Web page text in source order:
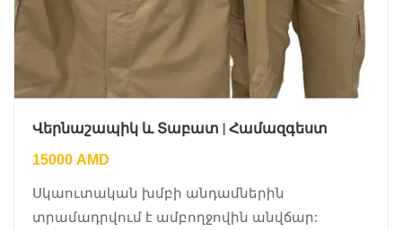
Վերնաշապիկ և Տաբատ | Համազգեստ
15000 AMD
Սկաուտական խմբի անդամներին
տրամադրվում է ամբողջովին անվճար: